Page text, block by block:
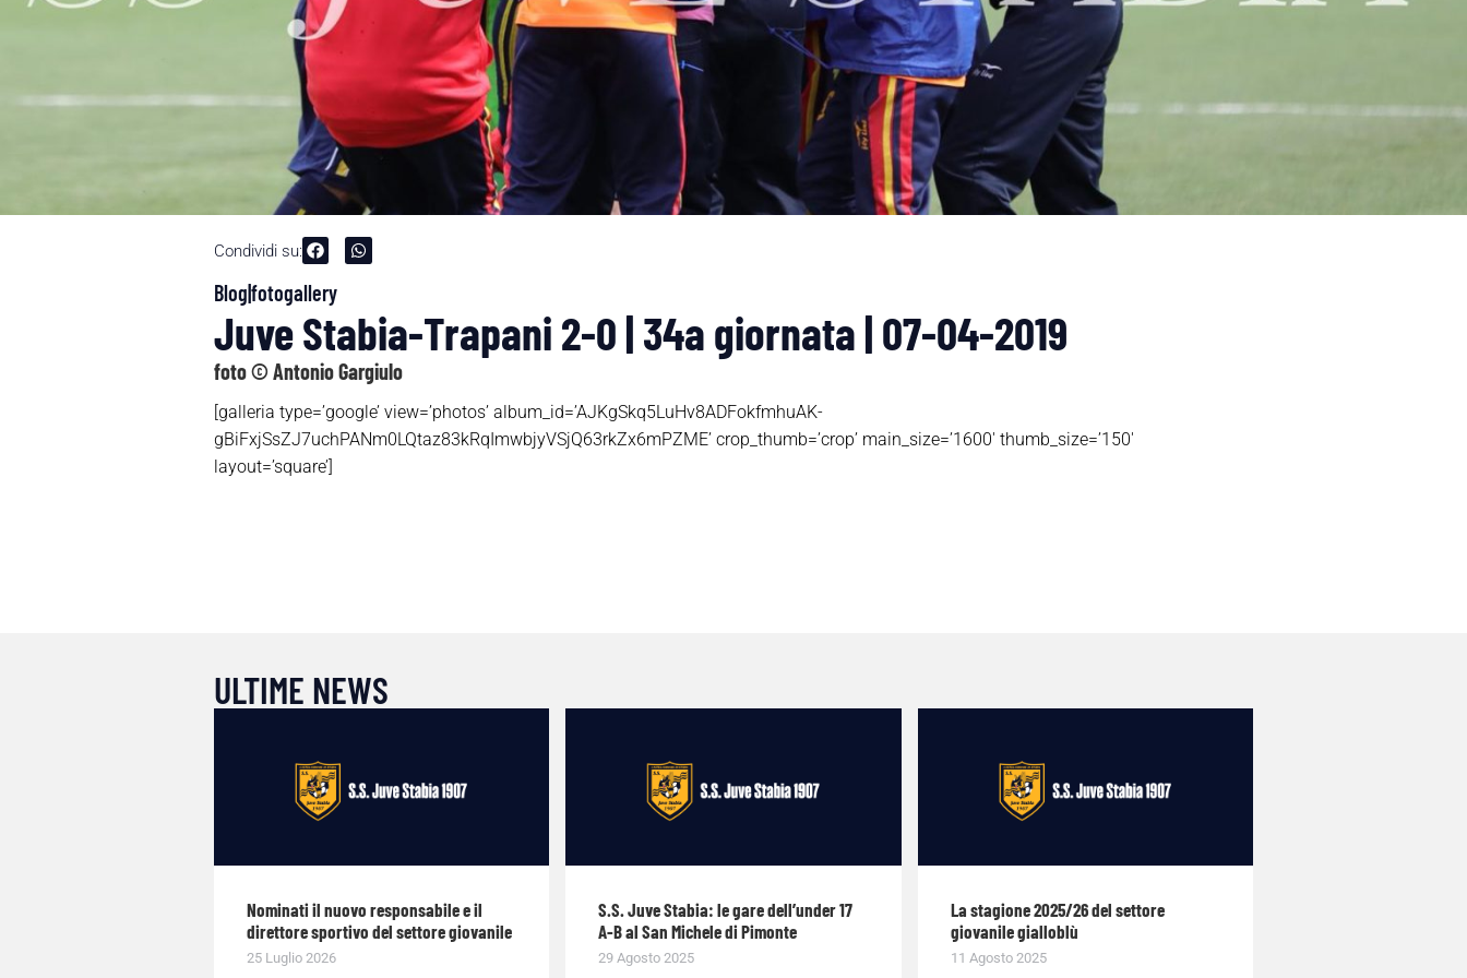
Condividi su:
Blog|fotogallery
Juve Stabia-Trapani 2-0 | 34a giornata | 07-04-2019
foto © Antonio Gargiulo
[galleria type=’google’ view=’photos’ album_id=’AJKgSkq5LuHv8ADFokfmhuAK-
gBiFxjSsZJ7uchPANm0LQtaz83kRqImwbjyVSjQ63rkZx6mPZME’ crop_thumb=’crop’ main_size=’1600′ thumb_size=’150′
layout=’square’]
ULTIME NEWS
Nominati il nuovo responsabile e il
direttore sportivo del settore giovanile
25 Luglio 2026
S.S. Juve Stabia: le gare dell’under 17
A-B al San Michele di Pimonte
29 Agosto 2025
La stagione 2025/26 del settore
giovanile gialloblù
11 Agosto 2025